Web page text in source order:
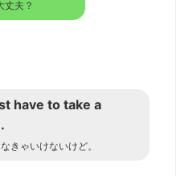
丈夫？
have to take a
きゃいけないけど。